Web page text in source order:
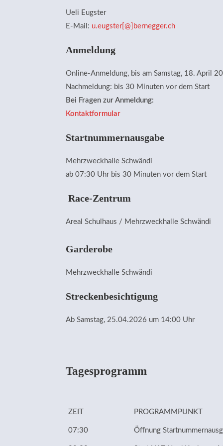
Ueli Eugster
E-Mail: u.eugster[@]bernegger.ch
Anmeldung
Online-Anmeldung, bis am Samstag, 18. April
Nachmeldung: bis 30 Minuten vor dem Start
Bei Fragen zur Anmeldung:
Kontaktformular
Startnummernausgabe
Mehrzweckhalle Schwändi
ab 07:30 Uhr bis 30 Minuten vor dem Start
Race-Zentrum
Areal Schulhaus / Mehrzweckhalle Schwändi
Garderobe
Mehrzweckhalle Schwändi
Streckenbesichtigung
Ab Samstag, 25.04.2026 um 14:00 Uhr
Tagesprogramm
ZEIT PROGRAMMPUNKT
07:30 Öffnung